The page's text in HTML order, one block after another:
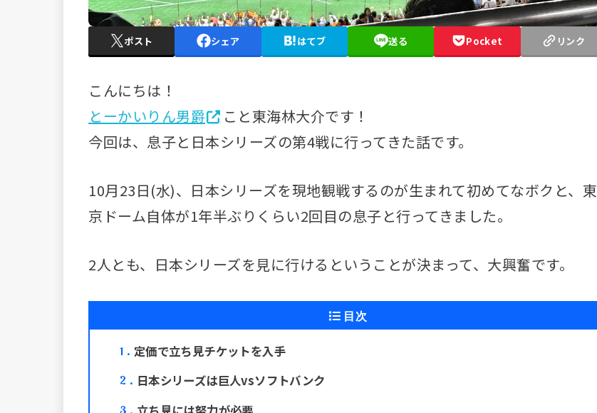
ポスト シェア はてブ 送る Pocket リンク
こんにちは！
とーかいりん男爵
こと東海林大介です！
今回は、息子と日本シリーズの第4戦に行ってきた話です。
10月23日(水)、日本シリーズを現地観戦するのが生まれて初めてなボクと、東
京ドーム自体が1年半ぶりくらい2回目の息子と行ってきました。
2人とも、日本シリーズを見に行けるということが決まって、大興奮です。
目次
1 定価で立ち見チケットを入手
2 日本シリーズは巨人vsソフトバンク
3